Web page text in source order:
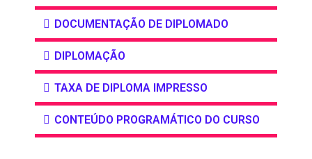
DOCUMENTAÇÃO DE DIPLOMADO
DIPLOMAÇÃO
TAXA DE DIPLOMA IMPRESSO
CONTEÚDO PROGRAMÁTICO DO CURSO